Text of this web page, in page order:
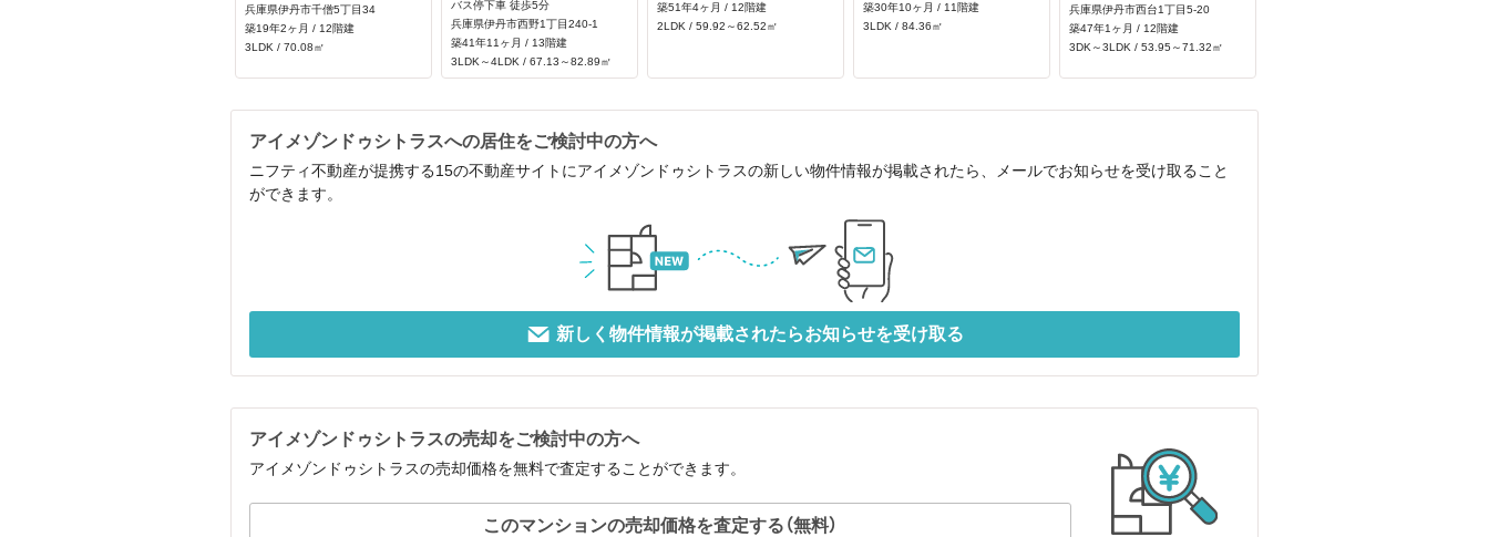
兵庫県伊丹市千僧5丁目34
築19年2ヶ月 / 12階建
3LDK / 70.08㎡
バス停下車 徒歩5分
兵庫県伊丹市西野1丁目240‐1
築41年11ヶ月 / 13階建
3LDK～4LDK / 67.13～82.89㎡
築51年4ヶ月 / 12階建
2LDK / 59.92～62.52㎡
築30年10ヶ月 / 11階建
3LDK / 84.36㎡
兵庫県伊丹市西台1丁目5-20
築47年1ヶ月 / 12階建
3DK～3LDK / 53.95～71.32㎡
アイメゾンドゥシトラスへの居住をご検討中の方へ
ニフティ不動産が提携する15の不動産サイトにアイメゾンドゥシトラスの新しい物件情報が掲載されたら、メールでお知らせを受け取ること
ができます。
新しく物件情報が掲載されたらお知らせを受け取る
アイメゾンドゥシトラスの売却をご検討中の方へ
アイメゾンドゥシトラスの売却価格を無料で査定することができます。
このマンションの売却価格を査定する（無料）